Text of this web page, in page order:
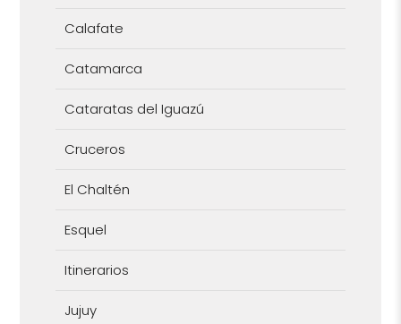
Calafate
Catamarca
Cataratas del Iguazú
Cruceros
El Chaltén
Esquel
Itinerarios
Jujuy